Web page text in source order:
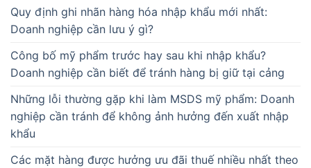
Quy định ghi nhãn hàng hóa nhập khẩu mới nhất:
Doanh nghiệp cần lưu ý gì?
Công bố mỹ phẩm trước hay sau khi nhập khẩu?
Doanh nghiệp cần biết để tránh hàng bị giữ tại cảng
Những lỗi thường gặp khi làm MSDS mỹ phẩm: Doanh
nghiệp cần tránh để không ảnh hưởng đến xuất nhập
khẩu
Các mặt hàng được hưởng ưu đãi thuế nhiều nhất theo